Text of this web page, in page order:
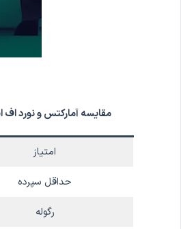
مقایسه آمارکتس و نورد
امتیاز
حداقل سپرده
رگوله